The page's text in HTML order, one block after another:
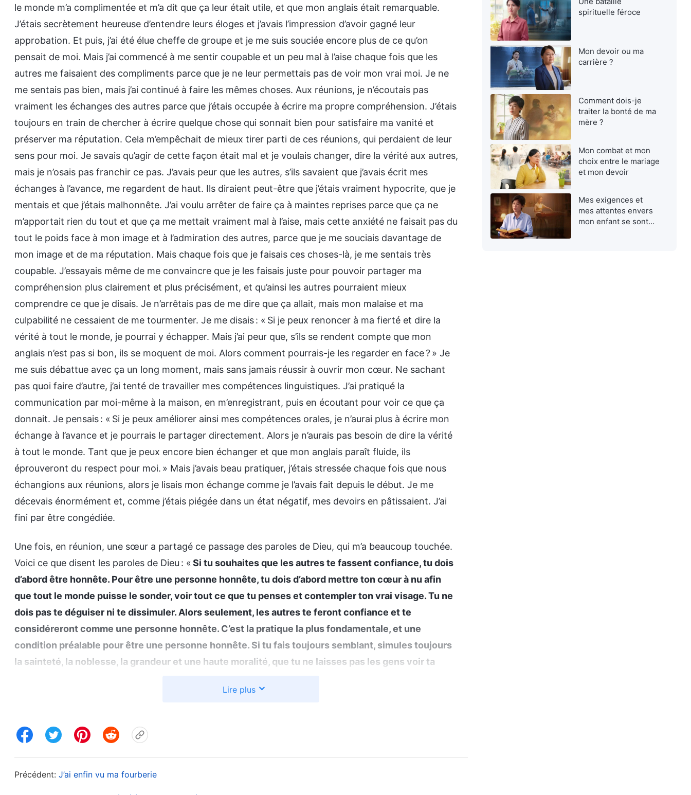
le monde m’a complimentée et m’a dit que ça leur était utile, et que mon anglais était remarquable.
J’étais secrètement heureuse d’entendre leurs éloges et j’avais l’impression d’avoir gagné leur
approbation. Et puis, j’ai été élue cheffe de groupe et je me suis souciée encore plus de ce qu’on
pensait de moi. Mais j’ai commencé à me sentir coupable et un peu mal à l’aise chaque fois que les
autres me faisaient des compliments parce que je ne leur permettais pas de voir mon vrai moi. Je ne
me sentais pas bien, mais j’ai continué à faire les mêmes choses. Aux réunions, je n’écoutais pas
vraiment les échanges des autres parce que j’étais occupée à écrire ma propre compréhension. J’étais
toujours en train de chercher à écrire quelque chose qui sonnait bien pour satisfaire ma vanité et
préserver ma réputation. Cela m’empêchait de mieux tirer parti de ces réunions, qui perdaient de leur
sens pour moi. Je savais qu’agir de cette façon était mal et je voulais changer, dire la vérité aux autres,
mais je n’osais pas franchir ce pas. J’avais peur que les autres, s’ils savaient que j’avais écrit mes
échanges à l’avance, me regardent de haut. Ils diraient peut-être que j’étais vraiment hypocrite, que je
mentais et que j’étais malhonnête. J’ai voulu arrêter de faire ça à maintes reprises parce que ça ne
m’apportait rien du tout et que ça me mettait vraiment mal à l’aise, mais cette anxiété ne faisait pas du
tout le poids face à mon image et à l’admiration des autres, parce que je me souciais davantage de
mon image et de ma réputation. Mais chaque fois que je faisais ces choses-là, je me sentais très
coupable. J’essayais même de me convaincre que je les faisais juste pour pouvoir partager ma
compréhension plus clairement et plus précisément, et qu’ainsi les autres pourraient mieux
comprendre ce que je disais. Je n’arrêtais pas de me dire que ça allait, mais mon malaise et ma
culpabilité ne cessaient de me tourmenter. Je me disais : « Si je peux renoncer à ma fierté et dire la
vérité à tout le monde, je pourrai y échapper. Mais j’ai peur que, s’ils se rendent compte que mon
anglais n’est pas si bon, ils se moquent de moi. Alors comment pourrais-je les regarder en face ? » Je
me suis débattue avec ça un long moment, mais sans jamais réussir à ouvrir mon cœur. Ne sachant
pas quoi faire d’autre, j’ai tenté de travailler mes compétences linguistiques. J’ai pratiqué la
communication par moi-même à la maison, en m’enregistrant, puis en écoutant pour voir ce que ça
donnait. Je pensais : « Si je peux améliorer ainsi mes compétences orales, je n’aurai plus à écrire mon
échange à l’avance et je pourrais le partager directement. Alors je n’aurais pas besoin de dire la vérité
à tout le monde. Tant que je peux encore bien échanger et que mon anglais paraît fluide, ils
éprouveront du respect pour moi. » Mais j’avais beau pratiquer, j’étais stressée chaque fois que nous
échangions aux réunions, alors je lisais mon échange comme je l’avais fait depuis le début. Je me
décevais énormément et, comme j’étais piégée dans un état négatif, mes devoirs en pâtissaient. J’ai
fini par être congédiée.
Une fois, en réunion, une sœur a partagé ce passage des paroles de Dieu, qui m’a beaucoup touchée.
Voici ce que disent les paroles de Dieu : «Si tu souhaites que les autres te fassent confiance, tu dois
d’abord être honnête. Pour être une personne honnête, tu dois d’abord mettre ton cœur à nu afin
que tout le monde puisse le sonder, voir tout ce que tu penses et contempler ton vrai visage. Tu ne
dois pas te déguiser ni te dissimuler. Alors seulement, les autres te feront confiance et te
considéreront comme une personne honnête. C’est la pratique la plus fondamentale, et une
condition préalable pour être une personne honnête. Si tu fais toujours semblant, simules toujours
la sainteté, la noblesse, la grandeur et une haute moralité, que tu ne laisses pas les gens voir ta
tu as de l’intégrité, que tu es grand, désintéressé, juste et altruiste, n’est-ce pas de la tromperie et
ne te déguise pas et ne te dissimule pas. Au lieu de cela, mets-toi à nu et mets ton cœur à nu pour
que les autres te voient. Si tu peux mettre ton cœur à nu pour que les autres le voient, si tu peux
mettre à nu toutes tes pensées et tous tes projets – aussi bien positifs que négatifs –, n’est-ce pas
de l’honnêteté ? Si tu peux te mettre à nu pour que les autres te voient, alors Dieu aussi te verra. Il
Lire plus
Précédent: J’ai enfin vu ma fourberie
spirituelle féroce
Mon devoir ou ma
carrière ?
Comment dois-je
traiter la bonté de ma
mère ?
Mon combat et mon
choix entre le mariage
et mon devoir
Mes exigences et
mes attentes envers
mon enfant se sont